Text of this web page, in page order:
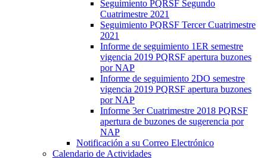
Seguimiento PQRSF Segundo
Cuatrimestre 2021
Seguimiento PQRSF Tercer Cuatrimestre
2021
Informe de seguimiento 1ER semestre
vigencia 2019 PQRSF apertura buzones
por NAP
Informe de seguimiento 2DO semestre
vigencia 2019 PQRSF apertura buzones
por NAP
Informe 3er Cuatrimestre 2018 PQRSF
apertura de buzones de sugerencia por
NAP
Notificación a su Correo Electrónico
Calendario de Actividades